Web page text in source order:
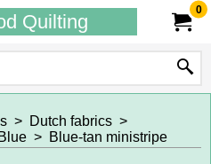
Quilting
0
> Dutch fabrics >
Blue > Blue-tan ministripe